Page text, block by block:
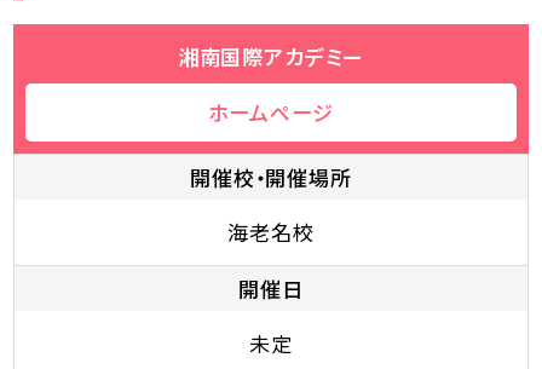
湘南国際アカデミー
ホームページ
開催校・開催場所
海老名校
開催日
未定